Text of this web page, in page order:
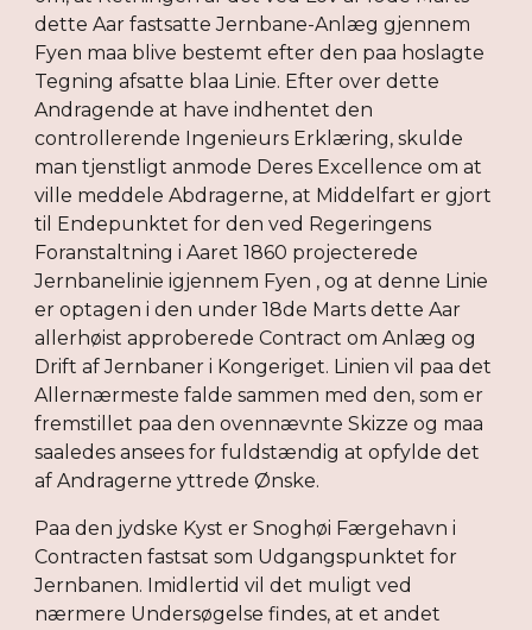
dette Aar fastsatte Jernbane-Anlæg gjennem
Fyen maa blive bestemt efter den paa hoslagte
Tegning afsatte blaa Linie. Efter over dette
Andragende at have indhentet den
controllerende Ingenieurs Erklæring, skulde
man tjenstligt anmode Deres Excellence om at
ville meddele Abdragerne, at Middelfart er gjort
til Endepunktet for den ved Regeringens
Foranstaltning i Aaret 1860 projecterede
Jernbanelinie igjennem Fyen , og at denne Linie
er optagen i den under 18de Marts dette Aar
allerhøist approberede Contract om Anlæg og
Drift af Jernbaner i Kongeriget. Linien vil paa det
Allernærmeste falde sammen med den, som er
fremstillet paa den ovennævnte Skizze og maa
saaledes ansees for fuldstændig at opfylde det
af Andragerne yttrede Ønske.
Paa den jydske Kyst er Snoghøi Færgehavn i
Contracten fastsat som Udgangspunktet for
Jernbanen. Imidlertid vil det muligt ved
nærmere Undersøgelse findes, at et andet